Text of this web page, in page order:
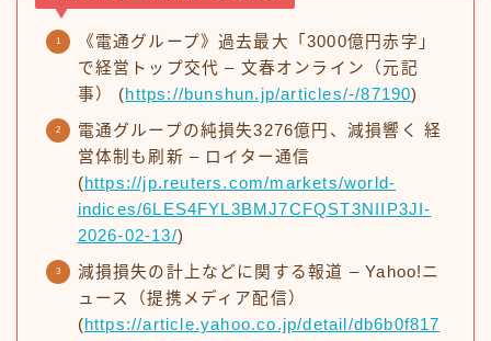
《電通グループ》過去最大「3000億円赤字」
で経営トップ交代 – 文春オンライン（元記
事） (https://bunshun.jp/articles/-/87190)
電通グループの純損失3276億円、減損響く 経
営体制も刷新 – ロイター通信
(https://jp.reuters.com/markets/world-
indices/6LES4FYL3BMJ7CFQST3NIIP3JI-
2026-02-13/)
減損損失の計上などに関する報道 – Yahoo!ニ
ュース（提携メディア配信）
(https://article.yahoo.co.jp/detail/db6b0f817